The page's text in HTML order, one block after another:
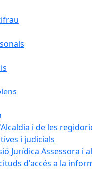
i de les
i judicials
Jurídica Assessora i
d'accés a la